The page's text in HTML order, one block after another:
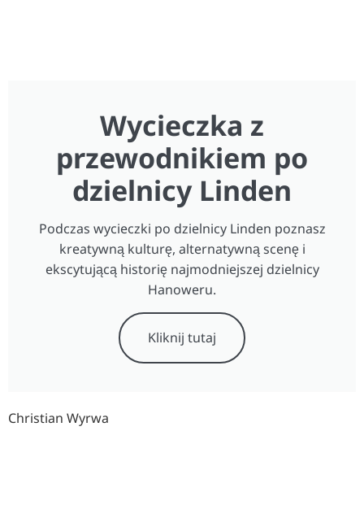
Wycieczka z
przewodnikiem po
dzielnicy Linden
Podczas wycieczki po dzielnicy Linden poznasz
kreatywną kulturę, alternatywną scenę i
ekscytującą historię najmodniejszej dzielnicy
Hanoweru.
Kliknij tutaj
Christian Wyrwa